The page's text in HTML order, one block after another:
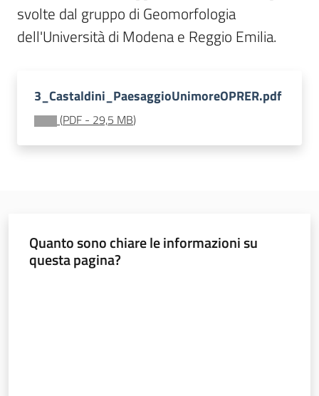
Pubblicazioni
e
multimedia
Banca
dati
autorizzazioni
paesaggistiche
svolte dal gruppo di Geomorfologia
dell'Università di Modena e Reggio Emilia.
3_Castaldini_PaesaggioUnimoreOPRER.pdf
(PDF - 29,5 MB)
Quanto sono chiare le informazioni su
questa pagina?